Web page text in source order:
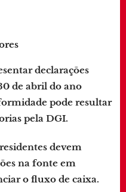
declarações
de abril do ano
pode resultar
pela DGI.
devem
na fonte em
o fluxo de caixa.